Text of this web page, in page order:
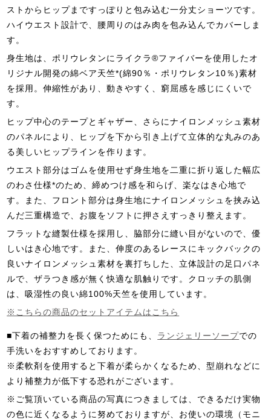
ストからヒップまですっぽりと包み込む一分丈ショーツです。
ハイウエスト設計で、腰周りのはみ肉を包み込んでカバーしま
す。
身生地は、ポリウレタンにライクラ®ファイバーを使用したオ
リジナル開発の綿ベア天竺*(綿90％・ポリウレタン10％)素材
を採用。伸縮性があり、動きやすく、窮屈感を感じにくいで
す。
ヒップ中心のテープとギャザー、さらにナイロンメッシュ素材
のパネルにより、ヒップを下から引き上げて立体的な丸みのあ
る美しいヒップラインを作ります。
ウエスト部分はゴムを使用せず身生地を二重に折り返した幅広
のわさ仕様*のため、締めつけ感を和らげ、楽なはき心地で
す。また、フロント部分は身生地にナイロンメッシュを挟み込
んだ三重構造で、お腹をソフトに押さえすっきり整えます。
フラットな縫製仕様を採用し、脇部分に縫い目がないので、優
しいはき心地です。また、伸度のあるレースにキックバックの
良いナイロンメッシュ素材を裏打ちした、立体設計の足口パネ
ルで、ザラつき感が無く快適な肌触りです。クロッチの肌側
は、吸湿性の良い綿100%天竺を使用しています。
※こちらの商品のセットアイテムはこちら
■下着の補整力を長く保つためにも、 ランジェリーソープでの
手洗いをおすすめしております。
※柔軟剤を使用すると下着が柔らかくなるため、型崩れなどに
より補整力が低下する恐れがございます。
※ご覧頂いている商品の写真につきましては、できるだけ実物
の色に近くなるように努めておりますが、お使いの環境（モニ